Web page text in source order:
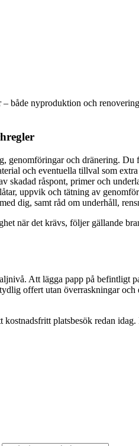
både nyproduktion och
och dränering.
och eventuella tillval som
skadad råspont, primer och
uppvik och tätning av
dig, samt råd om underhåll,
när det krävs, följer gällande
Att lägga papp på befintligt
offert utan överraskningar
platsbesök redan